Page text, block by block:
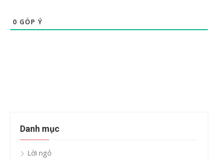
0 GÓP Ý
Danh mục
Lời ngỏ